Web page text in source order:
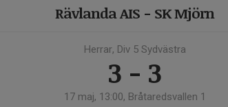
Rävlanda AIS - SK Mjörn
Herrar, Div 5 Sydvästra
3 - 3
17 maj, 13:00, Bråtaredsvallen 1